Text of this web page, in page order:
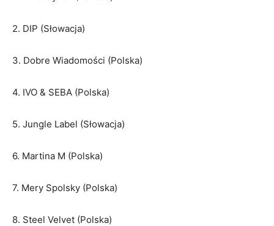
2. DIP (Słowacja)
3. Dobre Wiadomości (Polska)
4. IVO & SEBA (Polska)
5. Jungle Label (Słowacja)
6. Martina M (Polska)
7. Mery Spolsky (Polska)
8. Steel Velvet (Polska)